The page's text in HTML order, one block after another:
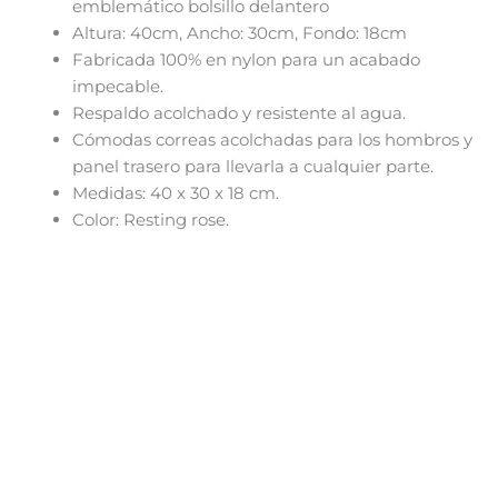
emblemático bolsillo delantero
Altura: 40cm, Ancho: 30cm, Fondo: 18cm
Fabricada 100% en nylon para un acabado
impecable.
Respaldo acolchado y resistente al agua.
Cómodas correas acolchadas para los hombros y
panel trasero para llevarla a cualquier parte.
Medidas: 40 x 30 x 18 cm.
Color: Resting rose.